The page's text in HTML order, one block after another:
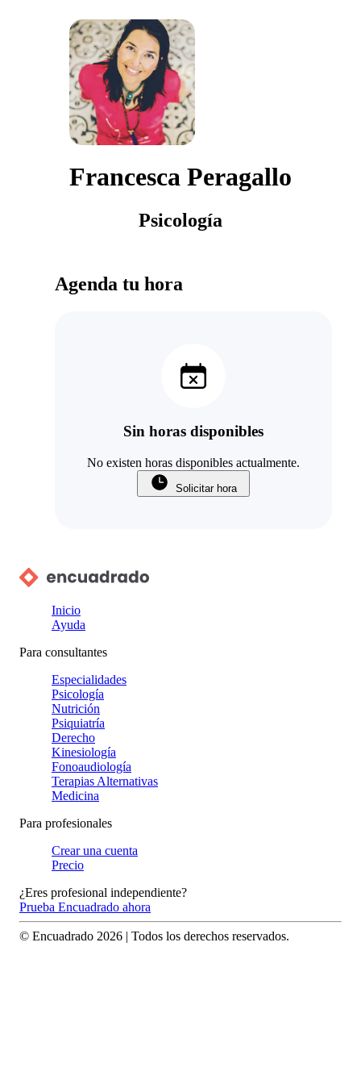
Francesca Peragallo
Psicología
Agenda tu hora
Sin horas disponibles
No existen horas disponibles actualmente.
Solicitar hora
Inicio
Ayuda
Para consultantes
Especialidades
Psicología
Nutrición
Psiquiatría
Derecho
Kinesiología
Fonoaudiología
Terapias Alternativas
Medicina
Para profesionales
Crear una cuenta
Precio
¿Eres profesional independiente?
Prueba Encuadrado ahora
© Encuadrado 2026 | Todos los derechos reservados.